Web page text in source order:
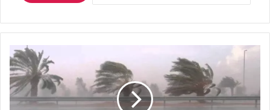
الأرصاد
الجوية
السعودية
تصدر